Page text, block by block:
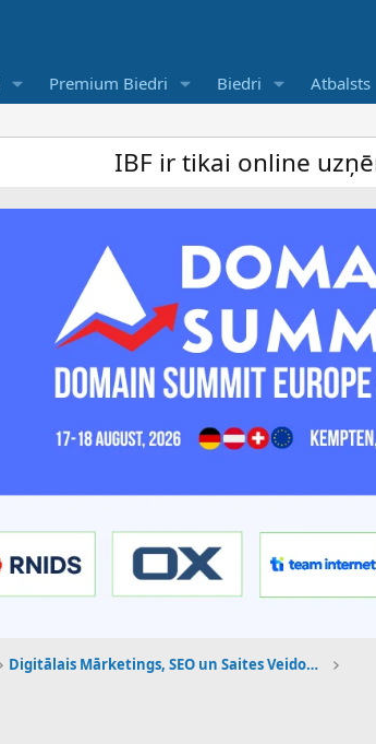
Premium Biedri Biedri Atbalsts
IBF ir tikai online
Digitālais Mārketings, SEO un Saites Veidošana